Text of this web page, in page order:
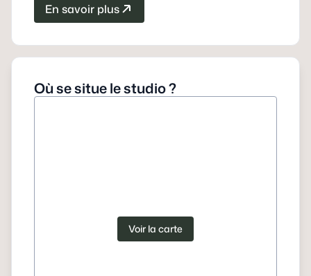
En savoir plus
Où se situe le studio ?
Voir la carte